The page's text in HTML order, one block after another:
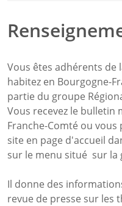
Renseignements
Vous êtes adhérents de
habitez en Bourgogne-
partie du groupe
Vous recevez le bulletin
Franche-Comté ou
site en page d'accueil
sur le menu situé sur la
Il donne des
revue de presse sur les